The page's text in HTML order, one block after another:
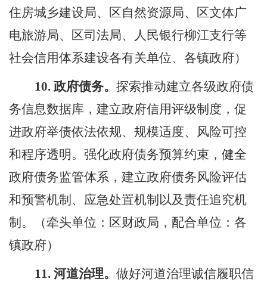
住房城乡建设局、区自然资源局、区文体广
电旅游局、区司法局、人民银行柳江支行等
社会信用体系建设各有关单位、各镇政府）
10. 政府债务。 探索推动建立各级政府债
务信息数据库，建立政府信用评级制度，促
进政府举债依法依规、规模适度、风险可控
和程序透明。强化政府债务预算约束，健全
政府债务监管体系，建立政府债务风险评估
和预警机制、应急处置机制以及责任追究机
制。（牵头单位：区财政局，配合单位：各
镇政府）
11. 河道治理。 做好河道治理诚信履职信